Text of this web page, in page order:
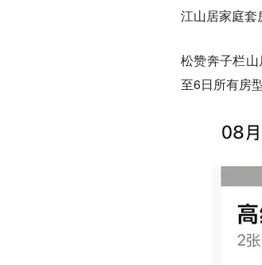
江山居家庭套
松赞奔子栏
至6日所有房